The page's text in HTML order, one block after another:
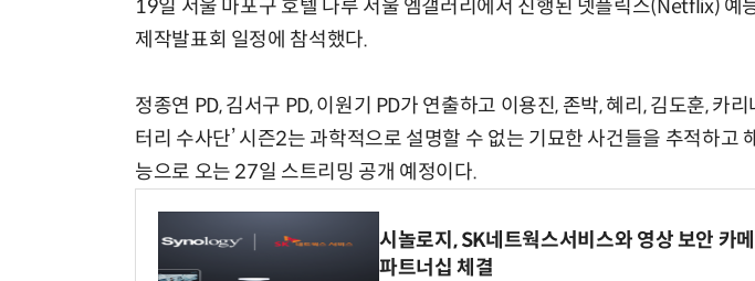
19일 서울 마포구 호텔 나루 서울 엠갤러리에서 진행된 넷플릭스(Netflix) 예
제작발표회 일정에 참석했다.
정종연 PD, 김서구 PD, 이원기 PD가 연출하고 이용진, 존박, 혜리, 김도훈, 카
터리 수사단’ 시즌2는 과학적으로 설명할 수 없는 기묘한 사건들을 추적하고
능으로 오는 27일 스트리밍 공개 예정이다.
시놀로지, SK네트웍스서비스와 영상 보안 카
파트너십 체결